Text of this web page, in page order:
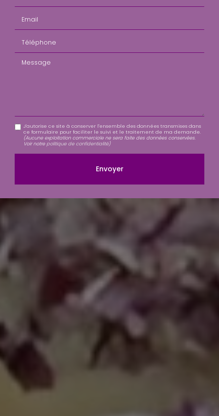
Message
J'autorise ce site à conserver l'ensemble des données transmises dans
ce formulaire pour faciliter le suivi et le traitement de ma demande.
(Aucune exploitation commerciale ne sera faite des données conservées.
Voir notre politique de confidentialité)